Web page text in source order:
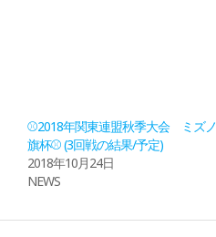
⚾2018年関東連盟秋季大会 ミズノ
旗杯⚾ (3回戦の結果/予定)
2018年10月24日
NEWS